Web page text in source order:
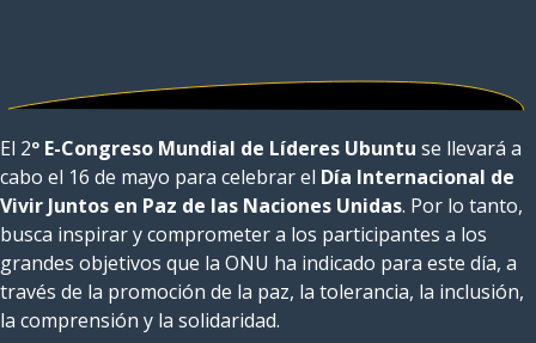
El 2º E-Congreso Mundial de Líderes Ubuntu se llevará a
cabo el 16 de mayo para celebrar el Día Internacional de
Vivir Juntos en Paz de las Naciones Unidas. Por lo tanto,
busca inspirar y comprometer a los participantes a los
grandes objetivos que la ONU ha indicado para este día, a
través de la promoción de la paz, la tolerancia, la inclusión,
la comprensión y la solidaridad.